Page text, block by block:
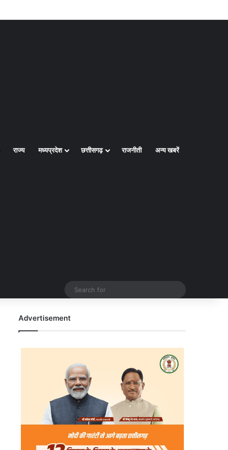
राज्य मध्यप्रदेश छत्तीसगढ़ राजनीती अन्य खबरें
Advertisement